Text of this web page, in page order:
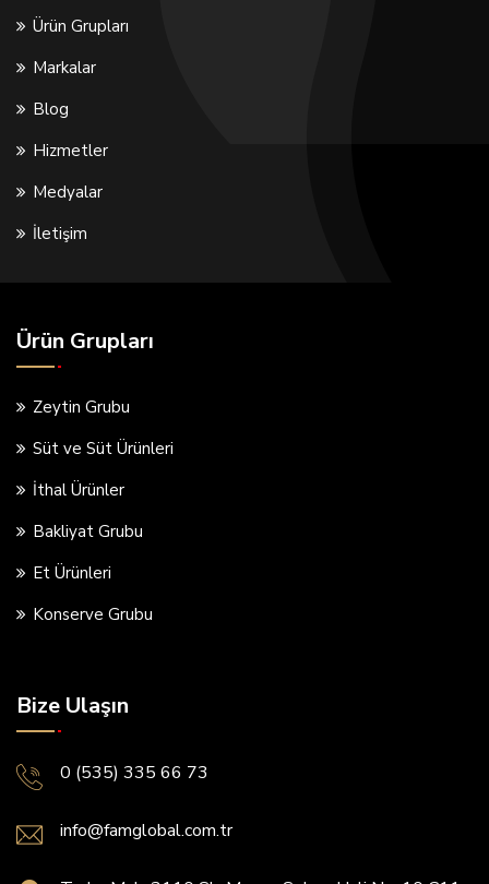
Ürün Grupları
Markalar
Blog
Hizmetler
Medyalar
İletişim
Ürün Grupları
Zeytin Grubu
Süt ve Süt Ürünleri
İthal Ürünler
Bakliyat Grubu
Et Ürünleri
Konserve Grubu
Bize Ulaşın
0 (535) 335 66 73
info@famglobal.com.tr